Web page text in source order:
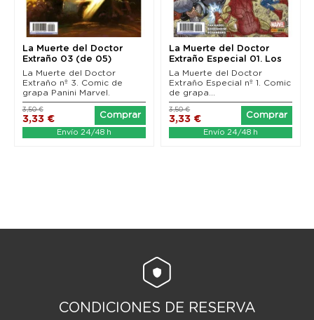
La Muerte del Doctor
Extraño 03 (de 05)
La Muerte del Doctor
Extraño nº 3. Comic de
grapa Panini Marvel.
3,33 €
3,50 €
Comprar
Envío 24/48 h
La Muerte del Doctor
Extraño Especial 01. Los
Vengadores
La Muerte del Doctor
Extraño Especial nº 1. Comic
de grapa...
3,33 €
3,50 €
Comprar
Envío 24/48 h
CONDICIONES DE RESERVA